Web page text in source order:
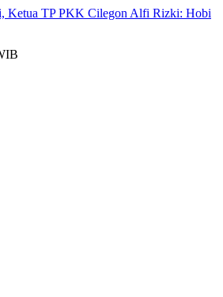
Ketua TP PKK Cilegon Alfi Rizki: Hobi